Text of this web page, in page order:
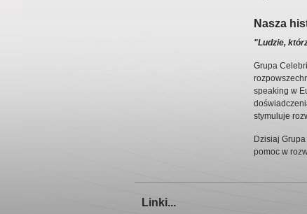
Nasza
"Ludzie,
Grupa
speaking w
stymuluje
Dzisiaj
pomoc w
Linki...